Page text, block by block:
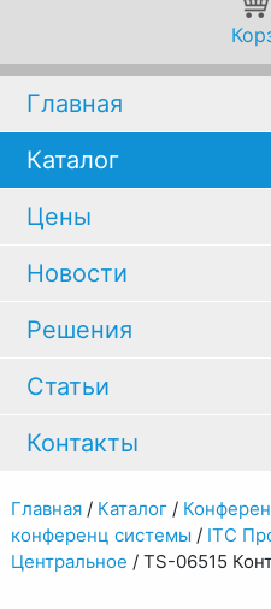
Главная
Каталог
Цены
Новости
Решения
Статьи
Контакты
Главная/ Каталог/
конференц системы / ITC
Центральное / TS-06515